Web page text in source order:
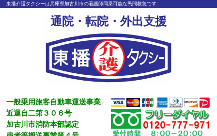
東播介護タクシーは兵庫県加古川市の看護師同乗可能な民間救急です
通院・転院・外出支援
一般乗用旅客自動車運送事業
近運自二第３０６号
加古川市消防本部認定